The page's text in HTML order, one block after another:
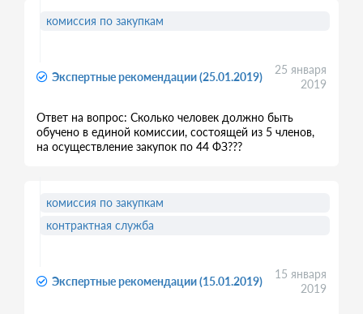
Экспертные рекомендации (25.01.2019)
25 января
2019
Ответ на вопрос: Сколько человек должно быть
обучено в единой комиссии, состоящей из 5 членов,
на осуществление закупок по 44 ФЗ???
комиссия по закупкам
Экспертные рекомендации (15.01.2019)
15 января
2019
комиссия по закупкам
контрактная служба